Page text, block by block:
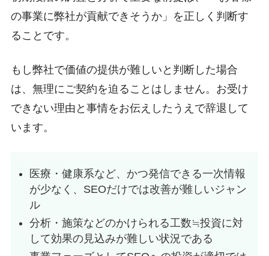
の事業に弊社が貢献できそうか」を正しく判断す
ることです。
もし弊社で価値の提供が難しいと判断した場合
は、無理にご契約を迫ることはしません。お受け
できない理由と事情をお伝えしたうえで辞退して
います。
医療・健康系など、かつ発信できる一次情報
が少なく、SEOだけでは改善が難しいジャン
ル
分析・施策などのかけられる工数≒投資に対
して効果の見込みが難しい状況である